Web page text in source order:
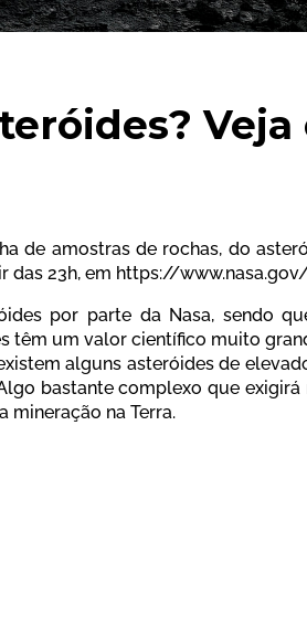
de amostras de rochas, do
das 23h, em https://
por parte da Nasa, sendo
têm um valor científico muito
alguns asteróides de
bastante complexo que
mineração na Terra.